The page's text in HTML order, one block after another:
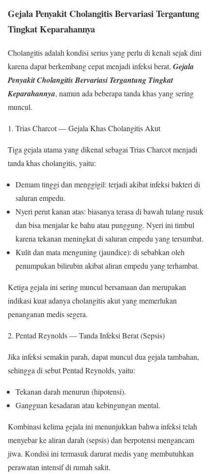
Gejala Penyakit Cholangitis Bervariasi Tergantung
Tingkat Keparahannya
Cholangitis adalah kondisi serius yang perlu di kenali sejak dini
karena dapat berkembang cepat menjadi infeksi berat. Gejala
Penyakit Cholangitis Bervariasi Tergantung Tingkat
Keparahannya, namun ada beberapa tanda khas yang sering
muncul.
Trias Charcot — Gejala Khas Cholangitis Akut
Tiga gejala utama yang dikenal sebagai Trias Charcot menjadi
tanda khas cholangitis, yaitu:
Demam tinggi dan menggigil: terjadi akibat infeksi bakteri di
saluran empedu.
Nyeri perut kanan atas: biasanya terasa di bawah tulang rusuk
dan bisa menjalar ke bahu atau punggung. Nyeri ini timbul
karena tekanan meningkat di saluran empedu yang tersumbat.
Kulit dan mata menguning (jaundice): di sebabkan oleh
penumpukan bilirubin akibat aliran empedu yang terhambat.
Ketiga gejala ini sering muncul bersamaan dan merupakan
indikasi kuat adanya cholangitis akut yang memerlukan
penanganan medis segera.
Pentad Reynolds — Tanda Infeksi Berat (Sepsis)
Jika infeksi semakin parah, dapat muncul dua gejala tambahan,
sehingga di sebut Pentad Reynolds, yaitu:
Tekanan darah menurun (hipotensi).
Gangguan kesadaran atau kebingungan mental.
Kombinasi kelima gejala ini menunjukkan bahwa infeksi telah
menyebar ke aliran darah (sepsis) dan berpotensi mengancam
jiwa. Kondisi ini termasuk darurat medis yang membutuhkan
perawatan intensif di rumah sakit.